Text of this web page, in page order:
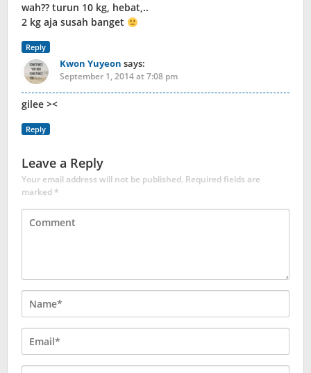
wah?? turun 10 kg, hebat,..
2 kg aja susah banget
Reply
Kwon Yuyeon says:
September 1, 2014 at 7:08 pm
gilee ><
Reply
Leave a Reply
Your email address will not be published. Required fields are
marked*